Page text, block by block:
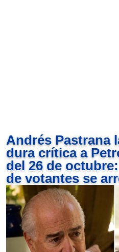
Andrés Pastrana
dura crítica a
del 26 de
de votantes se